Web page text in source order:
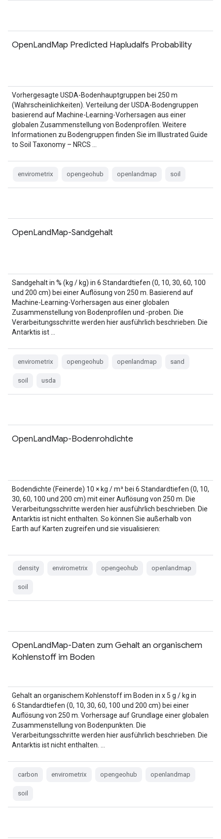
OpenLandMap Predicted Hapludalfs Probability
Vorhergesagte USDA-Bodenhauptgruppen bei 250 m
(Wahrscheinlichkeiten). Verteilung der USDA-Bodengruppen
basierend auf Machine-Learning-Vorhersagen aus einer
globalen Zusammenstellung von Bodenprofilen. Weitere
Informationen zu Bodengruppen finden Sie im Illustrated Guide
to Soil Taxonomy – NRCS …
envirometrix opengeohub openlandmap soil
OpenLandMap-Sandgehalt
Sandgehalt in % (kg / kg) in 6 Standardtiefen (0, 10, 30, 60, 100
und 200 cm) bei einer Auflösung von 250 m. Basierend auf
Machine-Learning-Vorhersagen aus einer globalen
Zusammenstellung von Bodenprofilen und ‑proben. Die
Verarbeitungsschritte werden hier ausführlich beschrieben. Die
Antarktis ist …
envirometrix opengeohub openlandmap sand
soil usda
OpenLandMap-Bodenrohdichte
Bodendichte (Feinerde) 10 × kg / m³ bei 6 Standardtiefen (0, 10,
30, 60, 100 und 200 cm) mit einer Auflösung von 250 m. Die
Verarbeitungsschritte werden hier ausführlich beschrieben. Die
Antarktis ist nicht enthalten. So können Sie außerhalb von
Earth auf Karten zugreifen und sie visualisieren:
density envirometrix opengeohub openlandmap
soil
OpenLandMap-Daten zum Gehalt an organischem
Kohlenstoff im Boden
Gehalt an organischem Kohlenstoff im Boden in x 5 g / kg in
6 Standardtiefen (0, 10, 30, 60, 100 und 200 cm) bei einer
Auflösung von 250 m. Vorhersage auf Grundlage einer globalen
Zusammenstellung von Bodenpunkten. Die
Verarbeitungsschritte werden hier ausführlich beschrieben. Die
Antarktis ist nicht enthalten. …
carbon envirometrix opengeohub openlandmap
soil